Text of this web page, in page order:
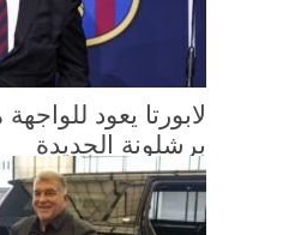
لابورتا يعود
برشلونة الجديدة